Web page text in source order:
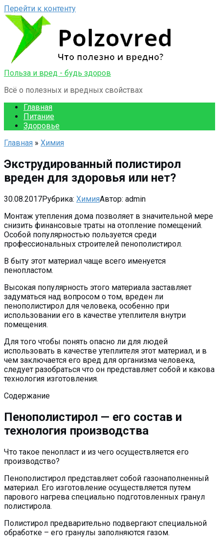
Перейти к контенту
Польза и вред - будь здоров
Всё о полезных и вредных свойствах
Главная
Питание
Здоровье
Главная » Химия
Экструдированный полистирол
вреден для здоровья или нет?
30.08.2017Рубрика: ХимияАвтор: admin
Монтаж утепления дома позволяет в значительной мере
снизить финансовые траты на отопление помещений.
Особой популярностью пользуется среди
профессиональных строителей пенополистирол.
В быту этот материал чаще всего именуется
пенопластом.
Высокая популярность этого материала заставляет
задуматься над вопросом о том, вреден ли
пенополистирол для человека, особенно при
использовании его в качестве утеплителя внутри
помещения.
Для того чтобы понять опасно ли для людей
использовать в качестве утеплителя этот материал, и в
чем заключается его вред для организма человека,
следует разобраться что он представляет собой и какова
технология изготовления.
Содержание
Пенополистирол — его состав и
технология производства
Что такое пенопласт и из чего осуществляется его
производство?
Пенополистирол представляет собой газонаполненный
материал. Его изготовление осуществляется путем
парового нагрева специально подготовленных гранул
полистирола.
Полистирол предварительно подвергают специальной
обработке – его гранулы заполняются газом.